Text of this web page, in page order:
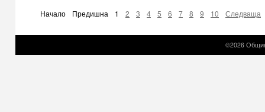
Начало Предишна 1 2 3 4 5 6 7 8 9 10 Следваща
©2026